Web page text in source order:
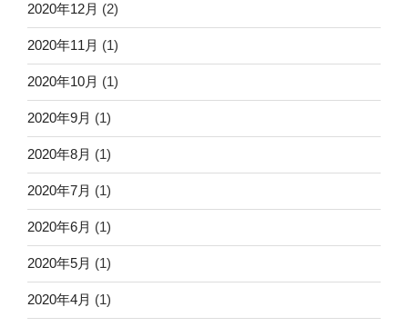
2020年12月 (2)
2020年11月 (1)
2020年10月 (1)
2020年9月 (1)
2020年8月 (1)
2020年7月 (1)
2020年6月 (1)
2020年5月 (1)
2020年4月 (1)